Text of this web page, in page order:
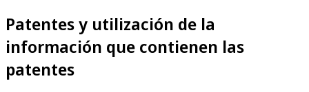
Patentes y utilización de la
información que contienen las
patentes